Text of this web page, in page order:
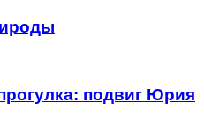
подвиг Юрия